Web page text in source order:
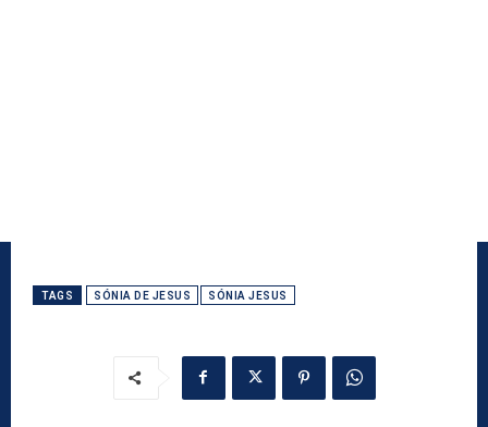
TAGS SÓNIA DE JESUS SÓNIA JESUS